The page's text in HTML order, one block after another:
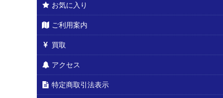
お気に入り
ご利用案内
買取
アクセス
特定商取引法表示